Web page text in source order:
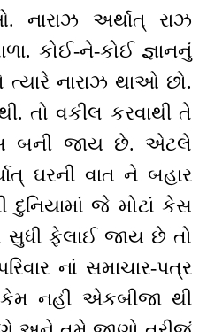
નારાઝ અર્થાત્ રાઝ
કોઈ-ને-કોઈ જ્ઞાનનું
ત્યારે નારાઝ થાઓ છો.
તો વકીલ કરવાથી તે
બની જાય છે. એટલે
ઘરની વાત ને બહાર
જે મોટાં કેસ
સુધી ફેલાઈ જાય છે તો
નાં સમાચાર-પત્ર
નહીં એકબીજા થી